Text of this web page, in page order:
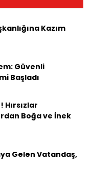
Kazım
Güvenli
Başladı
Hırsızlar
Boğa ve İnek
Gelen Vatandaş,